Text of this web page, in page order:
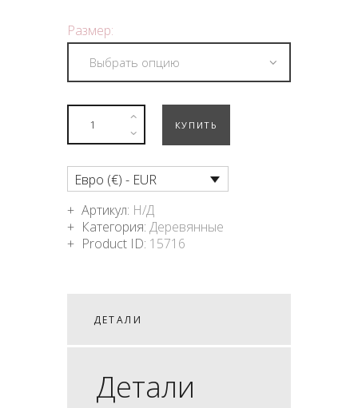
Размер:
КУПИТЬ
Евро (€) - EUR
Артикул: Н/Д
Категория:Деревянные
Product ID: 15716
ДЕТАЛИ
Детали